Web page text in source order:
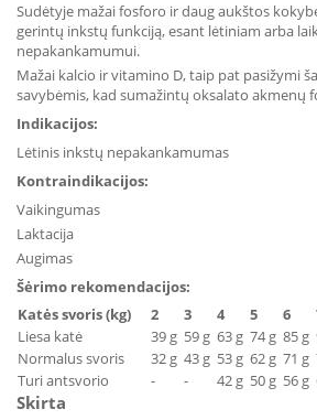
Sudėtyje mažai fosforo ir daug aukštos
gerintų inkstų funkciją, esant lėtiniam arba
nepakankamumui.
Mažai kalcio ir vitamino D, taip pat pasižymi
savybėmis, kad sumažintų oksalato akmenų
Indikacijos:
Lėtinis inkstų nepakankamumas
Kontraindikacijos:
Vaikingumas
Laktacija
Augimas
Šėrimo rekomendacijos:
Katės svoris (kg)
2 3 4 5 6
Liesa katė
39 g 59 g 63 g 74 g 85 g
Normalus svoris
32 g 43 g 53 g 62 g 71 g
Turi antsvorio
- - 42 g 50 g 56 g
Skirta